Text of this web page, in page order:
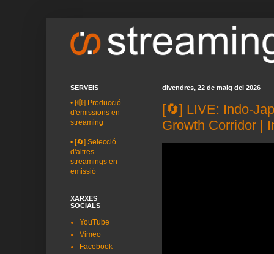
divendres, 22 de maig del 2026
[🔄] LIVE: Indo-
Growth Corridor |
SERVEIS
• [🔴] Producció
d'emissions en
streaming
• [🔄] Selecció
d'altres
streamings en
emissió
XARXES
SOCIALS
YouTube
Vimeo
Facebook